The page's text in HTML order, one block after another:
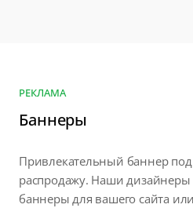
РЕКЛАМА
Баннеры
Привлекательный баннер
распродажу. Наши дизайнеры
баннеры для вашего сайта